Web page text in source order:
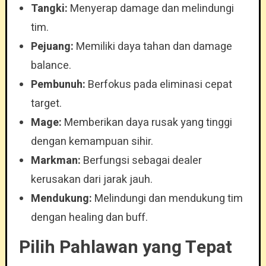
Tangki: Menyerap damage dan melindungi
tim.
Pejuang: Memiliki daya tahan dan damage
balance.
Pembunuh: Berfokus pada eliminasi cepat
target.
Mage: Memberikan daya rusak yang tinggi
dengan kemampuan sihir.
Markman: Berfungsi sebagai dealer
kerusakan dari jarak jauh.
Mendukung: Melindungi dan mendukung tim
dengan healing dan buff.
Pilih Pahlawan yang Tepat